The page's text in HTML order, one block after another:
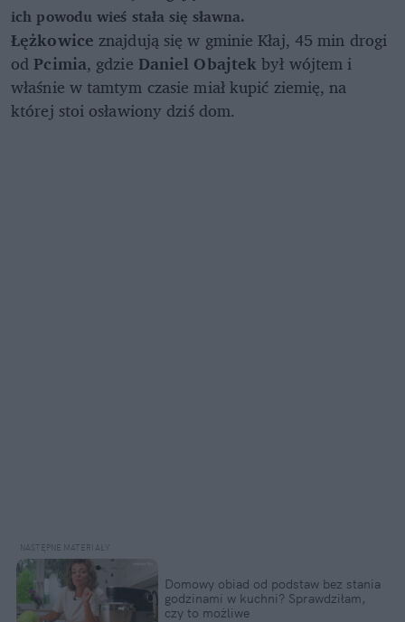
ich powodu wieś stała się sławna.
Łężkowice znajdują się w gminie Kłaj, 45 min drogi
odPcimia, gdzie Daniel Obajtekbył wójtem i
właśnie w tamtym czasie miał kupić ziemię, na
której stoi osławiony dziś dom.
Domowy obiad od podstaw bez stania
godzinami w kuchni? Sprawdziłam,
czy to możliwe